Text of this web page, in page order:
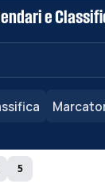
e
5